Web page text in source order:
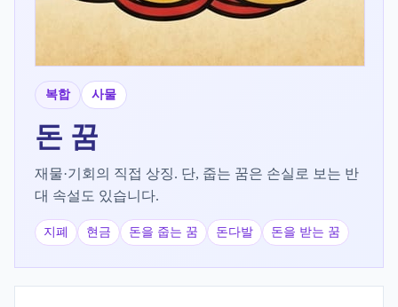
복합 사물
돈 꿈
재물·기회의 직접 상징. 단, 줍는 꿈은 손실로 보는 반
대 속설도 있습니다.
지폐 현금 돈을 줍는 꿈 돈다발 돈을 받는 꿈